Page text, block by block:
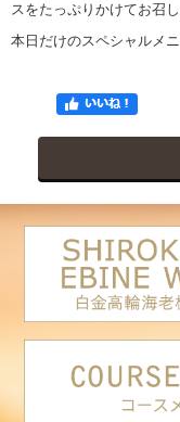
スをたっぷりかけてお召
本日だけのスペシャルメ